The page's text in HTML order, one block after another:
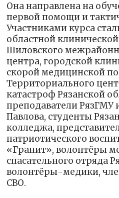
Она направлена на
первой помощи и
Участниками курса
областной
Шиловского
центра, городской
скорой медицинской
Территориального
катастроф Рязанской
преподаватели РязГМУ
Павлова, студенты
колледжа,
патриотического
«Гранит», волонтёры
спасательного отряда
волонтёры-медики,
СВО.